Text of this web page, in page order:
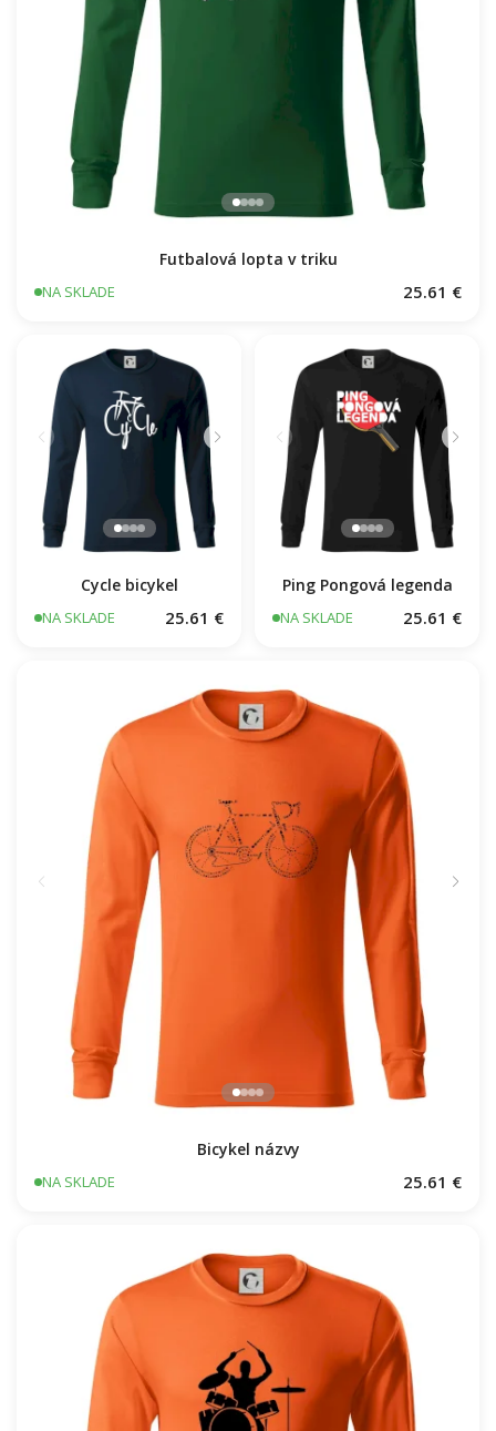
Futbalová lopta v triku
NA SKLADE 25.61 €
Cycle bicykel
NA SKLADE 25.61 €
Ping Pongová legenda
NA SKLADE 25.61 €
Bicykel názvy
NA SKLADE 25.61 €